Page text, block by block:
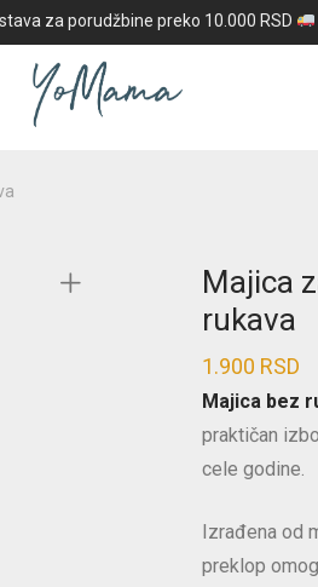
za porudžbine preko 10.000 RSD
Majica
rukava
1.900 RSD
Majica bez
praktičan
cele godine.
Izrađena od
preklop